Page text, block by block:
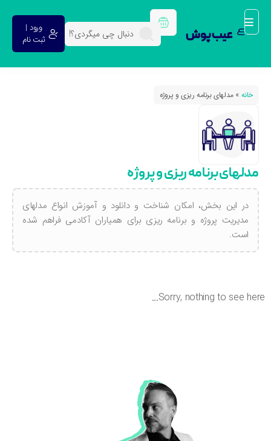
عیب پوش
ورود |
ثبت نام
»مدلهای برنامه ریزی و پروژه
برنامه ریزی و پروژه
در این بخش، امکان شناخت و دانلود و آموزش انواع مدلهای
مدیریت پروژه و برنامه ریزی برای همیاران آکادمی فراهم شده
است.
Sorry, nothing to see